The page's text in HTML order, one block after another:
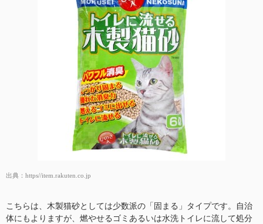
出典： https//item.rakuten.co.jp
こちらは、木製猫砂としては少数派の「固まる」タイプです。自治
体にもよりますが、燃やせるゴミあるいは水洗トイレに流して処分